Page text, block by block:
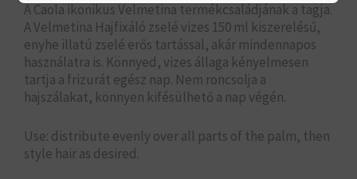
A Caola ikonikus Velmetina termékcsaládjának a tagja.
A Velmetina Hajfixáló zselé vizes 150 ml kiszerelésű,
enyhe illatú zselé erős tartással, akár mindennapos
használatra is. Könnyed, vizes állaga kényelmesen
tartja a frizurát egész nap. Nem roncsolja a
hajszálakat, könnyen kifésülhető a nap végén.
Use: distribute evenly over all parts of the palm, then
style hair as desired.